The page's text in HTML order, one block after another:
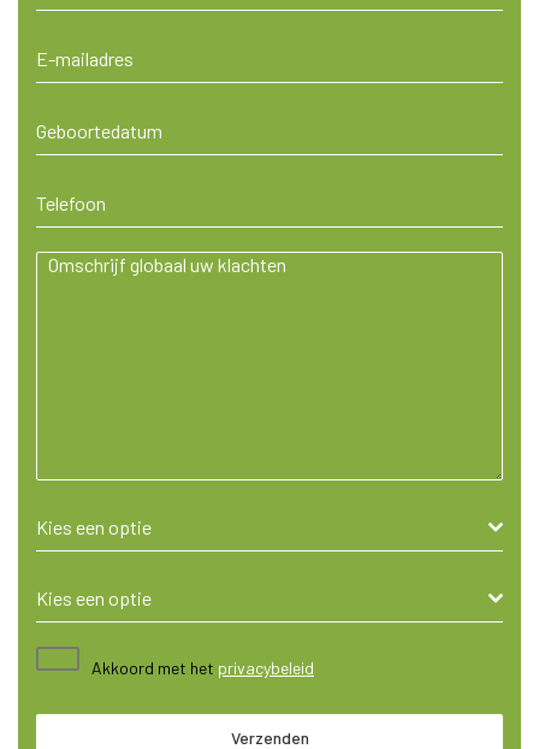
Kies een optie
Kies een optie
Akkoord met het privacybeleid
Verzenden